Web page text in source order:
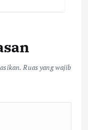
Ruas yang wajib